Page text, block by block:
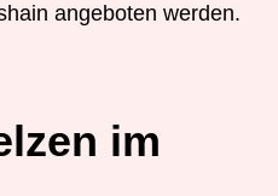
angeboten werden.
im